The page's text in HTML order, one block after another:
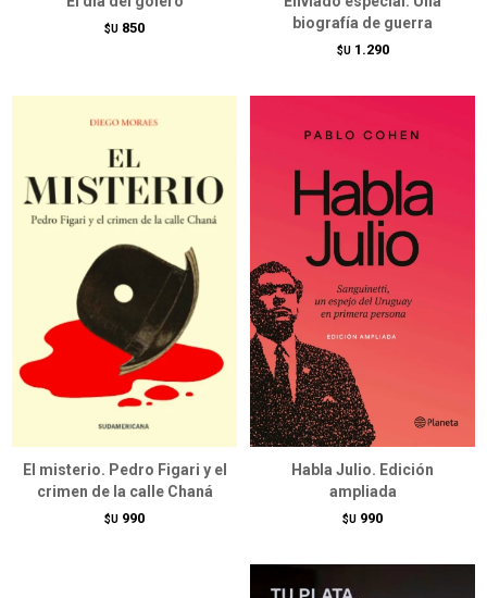
$U 850
biografía de guerra
$U 1.290
El misterio. Pedro Figari y el
crimen de la calle Chaná
$U 990
Habla Julio. Edición
ampliada
$U 990